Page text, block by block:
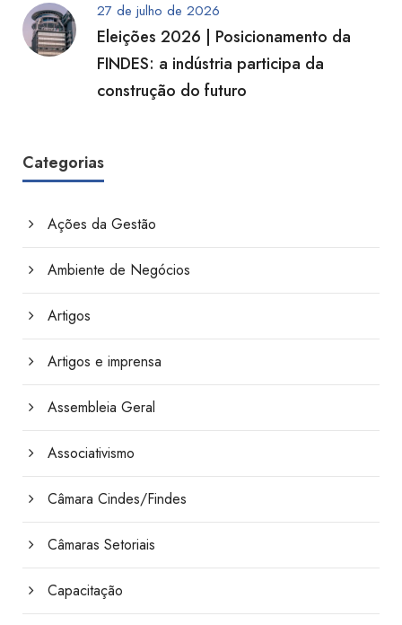
27 de julho de 2026
Eleições 2026 | Posicionamento da
FINDES: a indústria participa da
construção do futuro
Categorias
Ações da Gestão
Ambiente de Negócios
Artigos
Artigos e imprensa
Assembleia Geral
Associativismo
Câmara Cindes/Findes
Câmaras Setoriais
Capacitação